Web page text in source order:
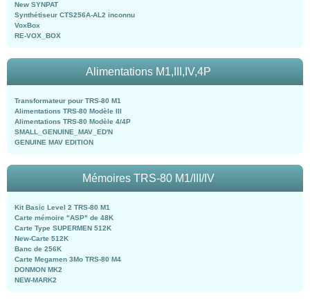
New SYNPAT
Synthétiseur CTS256A-AL2 inconnu
VoxBox
RE-VOX_BOX
Alimentations M1,III,IV,4P
Transformateur pour TRS-80 M1
Alimentations TRS-80 Modèle III
Alimentations TRS-80 Modèle 4/4P
SMALL_GENUINE_MAV_ED'N
GENUINE MAV EDITION
Mémoires TRS-80 M1/III/IV
Kit Basic Level 2 TRS-80 M1
Carte mémoire "ASP" de 48K
Carte Type SUPERMEN 512K
New-Carte 512K
Banc de 256K
Carte Megamen 3Mo TRS-80 M4
DONMON MK2
NEW-MARK2